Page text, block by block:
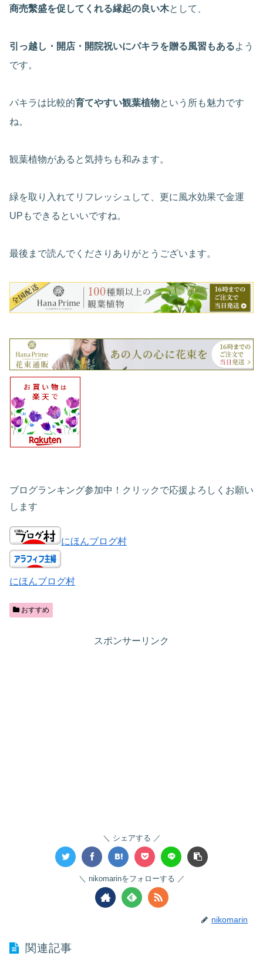
商売繫盛を促してくれる縁起の良い木として、
引っ越し・開店・開院祝いにパキラを贈る風習もあるよう
です。
パキラは比較的育てやすい観葉植物という所も魅力です
ね。
観葉植物があると気持ちも和みます。
緑を取り入れてリフレッシュして、更に風水効果で金運
UPもできるといいですね。
最後まで読んでくださりありがとうございます。
ブログランキング参加中！クリックで応援よろしくお願い
します
にほんブログ村
にほんブログ村
おすすめ
スポンサーリンク
シェアする
nikomarinをフォローする
nikomarin
関連記事